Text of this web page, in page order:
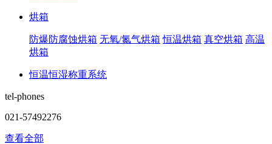
烘箱
防爆防腐蚀烘箱 无氧/氮气烘箱 恒温烘箱 真空烘箱 高温
烘箱
恒温恒湿称重系统
tel-phones
021-57492276
查看全部